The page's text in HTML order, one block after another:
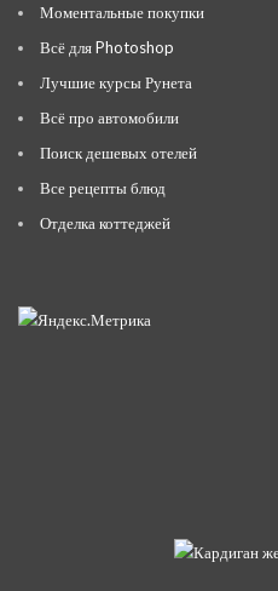
Моментальные покупки
Всё для Photoshop
Лучшие курсы Рунета
Всё про автомобили
Поиск дешевых отелей
Все рецепты блюд
Отделка коттеджей